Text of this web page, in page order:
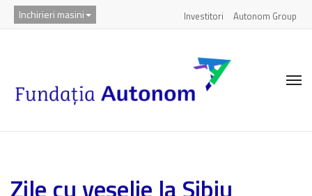
Inchirieri masini Investitori Autonom Group